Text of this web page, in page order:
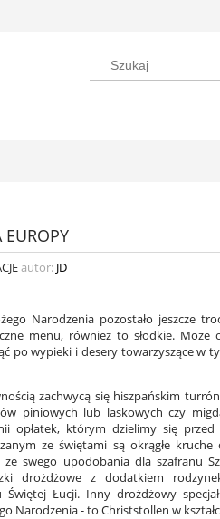
EUROPY
autor: JD
Narodzenia pozostało jeszcze
menu, również to słodkie.
po wypieki i desery towarzyszące w
zachwycą się hiszpańskim
piniowych lub laskowych czy
opłatek, którym dzielimy się
ze świętami są okrągłe
ze swego upodobania dla szafranu
drożdżowe z dodatkiem
Łucji. Inny drożdżowy
Narodzenia - to Christstollen w